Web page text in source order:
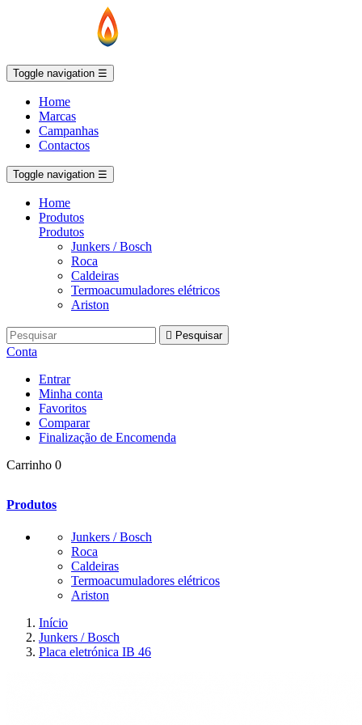
Toggle navigation ☰
Home
Marcas
Campanhas
Contactos
Toggle navigation ☰
Home
Produtos
Produtos
Junkers / Bosch
Roca
Caldeiras
Termoacumuladores elétricos
Ariston
 Pesquisar
Conta
Entrar
Minha conta
Favoritos
Comparar
Finalização de Encomenda
Carrinho 0
Produtos
Junkers / Bosch
Roca
Caldeiras
Termoacumuladores elétricos
Ariston
Início
Junkers / Bosch
Placa eletrónica IB 46